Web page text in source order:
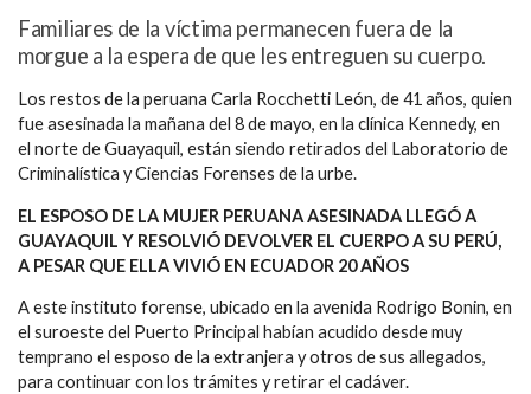
Familiares de la víctima permanecen fuera de la
morgue a la espera de que les entreguen su cuerpo.
Los restos de la peruana Carla Rocchetti León, de 41 años, quien
fue asesinada la mañana del 8 de mayo, en la clínica Kennedy, en
el norte de Guayaquil, están siendo retirados del Laboratorio de
Criminalística y Ciencias Forenses de la urbe.
EL ESPOSO DE LA MUJER PERUANA ASESINADA LLEGÓ A
GUAYAQUIL Y RESOLVIÓ DEVOLVER EL CUERPO A SU PERÚ,
A PESAR QUE ELLA VIVIÓ EN ECUADOR 20 AÑOS
A este instituto forense, ubicado en la avenida Rodrigo Bonin, en
el suroeste del Puerto Principal habían acudido desde muy
temprano el esposo de la extranjera y otros de sus allegados,
para continuar con los trámites y retirar el cadáver.